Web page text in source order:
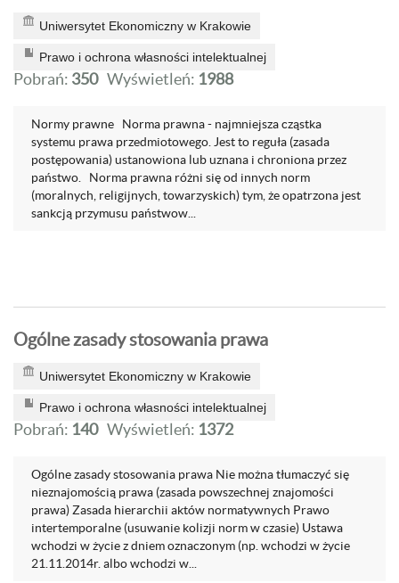
Uniwersytet Ekonomiczny w Krakowie
Prawo i ochrona własności intelektualnej
Pobrań: 350 Wyświetleń: 1988
Normy prawne Norma prawna - najmniejsza cząstka
systemu prawa przedmiotowego. Jest to reguła (zasada
postępowania) ustanowiona lub uznana i chroniona przez
państwo. Norma prawna różni się od innych norm
(moralnych, religijnych, towarzyskich) tym, że opatrzona jest
sankcją przymusu państwow...
Ogólne zasady stosowania prawa
Uniwersytet Ekonomiczny w Krakowie
Prawo i ochrona własności intelektualnej
Pobrań: 140 Wyświetleń: 1372
Ogólne zasady stosowania prawa Nie można tłumaczyć się
nieznajomością prawa (zasada powszechnej znajomości
prawa) Zasada hierarchii aktów normatywnych Prawo
intertemporalne (usuwanie kolizji norm w czasie) Ustawa
wchodzi w życie z dniem oznaczonym (np. wchodzi w życie
21.11.2014r. albo wchodzi w...